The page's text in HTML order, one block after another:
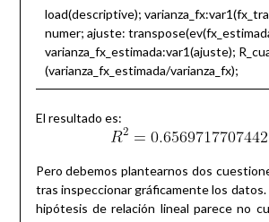
load(descriptive);
numer; ajuste:
varianza_fx_estimada:var1(ajuste);
(varianza_fx_estimada/varianza_fx);
El resultado es:
Pero debemos plantearnos dos
tras inspeccionar gráficamente los datos.
hipótesis de relación lineal parece no